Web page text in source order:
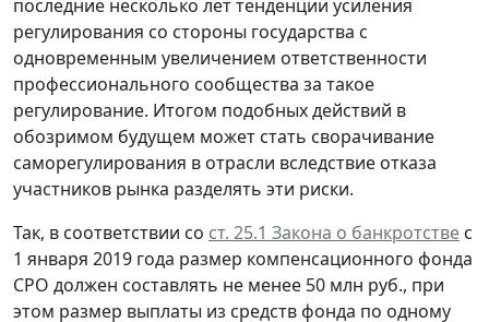
последние несколько лет тенденции усиления
регулирования со стороны государства с
одновременным увеличением ответственности
профессионального сообщества за такое
регулирование. Итогом подобных действий в
обозримом будущем может стать сворачивание
саморегулирования в отрасли вследствие отказа
участников рынка разделять эти риски.
Так, в соответствии со ст. 25.1 Закона о банкротстве с
1 января 2019 года размер компенсационного фонда
СРО должен составлять не менее 50 млн руб., при
этом размер выплаты из средств фонда по одному